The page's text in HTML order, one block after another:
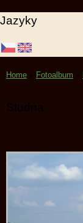
Jazyky
Home Fotoalbum
Studna